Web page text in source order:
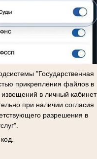
"Государственная
прикрепления файлов в
в личный кабинет
при наличии согласия
разрешения в